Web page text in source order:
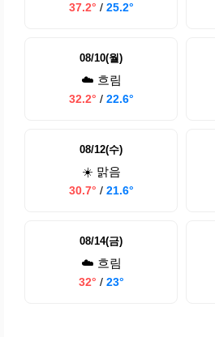
37.2° / 25.2°
08/10(월)
☁️ 흐림
32.2° / 22.6°
08/12(수)
☀️ 맑음
30.7° / 21.6°
08/14(금)
☁️ 흐림
32° / 23°